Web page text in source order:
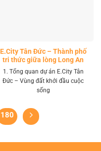
E.City Tân Đức – Thành phố
tri thức giữa lòng Long An
1. Tổng quan dự án E.City Tân
Đức – Vùng đất khởi đầu cuộc
sống
180